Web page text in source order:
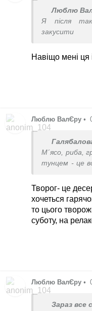
Люблю
Я після
закусити
Навіщо мені ця
Люблю ВалЄру •
М´ясо, риба,
тунцем - це
Творог- це
хочеться
то цього
суботу, на
Люблю ВалЄру •
Зараз все